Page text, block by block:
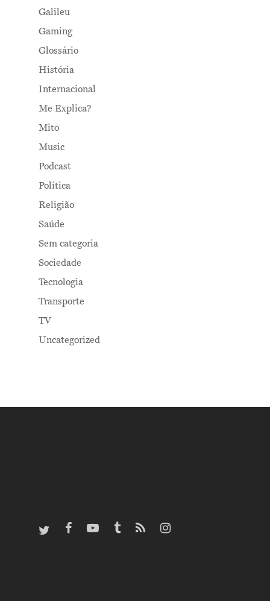
Galileu
Gaming
Glossário
História
Internacional
Me Explica?
Mito
Music
Podcast
Política
Religião
Saúde
Sem categoria
Sociedade
Tecnologia
Transporte
TV
Uncategorized